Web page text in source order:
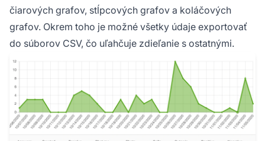
čiarových grafov, stĺpcových grafov a koláčových
grafov. Okrem toho je možné všetky údaje exportovať
do súborov CSV, čo uľahčuje zdieľanie s ostatnými.